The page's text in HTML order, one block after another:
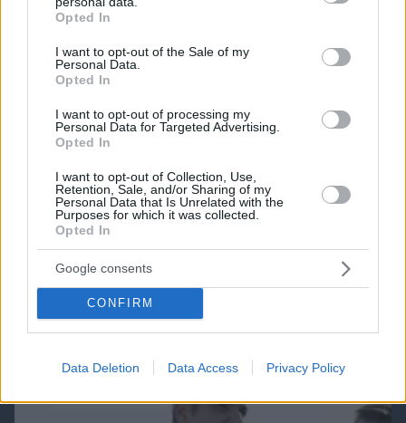
grant or deny consent to Google and its third-party tags to
use your data for below specified purposes in below Google
consent section.
Opted In
I want to opt-out of the Sale of my
Personal Data.
Opted In
I want to opt-out of processing my
Personal Data for Targeted Advertising.
Opted In
I want to opt-out of Collection, Use,
Retention, Sale, and/or Sharing of my
Personal Data that Is Unrelated with the
Purposes for which it was collected.
Opted In
Google consents
CONFIRM
Data Deletion Data Access Privacy Policy
Καρκίνος παχέος εντέρου: Το απλό τεστ που
συνδέθηκε με 50% λιγότερους θανάτους – Το
παράδειγμα της Ισπανίας
07.08.2026, 18:31